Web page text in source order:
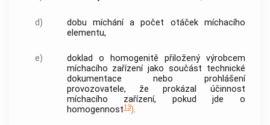
d)
dobu míchání a počet otáček míchacího
elementu,
e) doklad o homogenitě přiložený výrobcem
míchacího zařízení jako součást technické
dokumentace nebo prohlášení
provozovatele, že prokázal účinnost
míchacího zařízení, pokud jde o
homogennost13).